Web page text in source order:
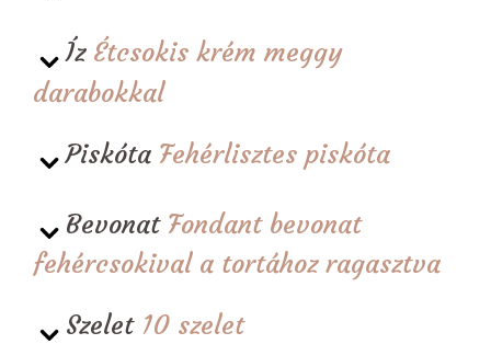
Íz Étcsokis krém meggy
darabokkal
Piskóta Fehérlisztes piskóta
Bevonat Fondant bevonat
fehércsokival a tortához ragasztva
Szelet 10 szelet